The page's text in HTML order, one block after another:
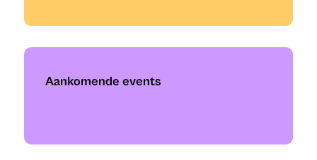
Aankomende events